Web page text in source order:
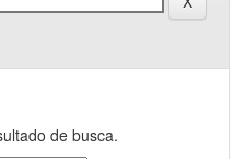
de busca.